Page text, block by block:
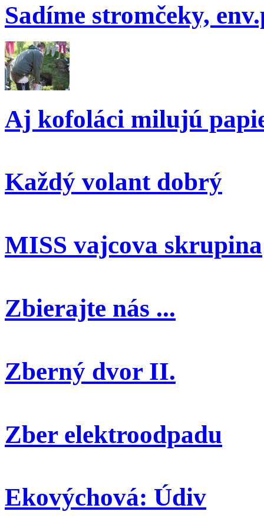
Sadíme stromčeky,
Aj kofoláci milujú
Každý volant dobrý
MISS vajcova skrupina
Zbierajte nás ...
Zberný dvor II.
Zber elektroodpadu
Ekovýchová: Údiv